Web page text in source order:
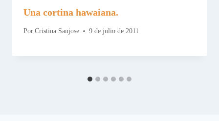
Una cortina hawaiana.
Por Cristina Sanjose 9 de julio de 2011